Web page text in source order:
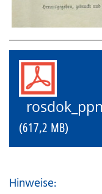
(617,2 MB)
Hinweise: